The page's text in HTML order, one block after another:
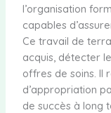
l’organisation
capables
Ce travail de
acquis, détecter
offres de soins. Il
d’appropriation
de succès à long